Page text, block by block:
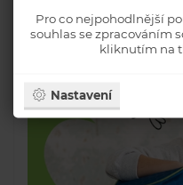
Pro co nejpohodlnější
souhlas se zpracováním
kliknutím na
Nastavení